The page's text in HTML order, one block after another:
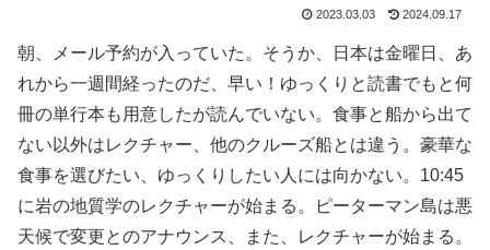
2023.03.03 2024.09.17
朝、メール予約が入っていた。そうか、日本は金曜日、あ
れから一週間経ったのだ、早い！ゆっくりと読書でもと何
冊の単行本も用意したが読んでいない。食事と船から出て
ない以外はレクチャー、他のクルーズ船とは違う。豪華な
食事を選びたい、ゆっくりしたい人には向かない。10:45
に岩の地質学のレクチャーが始まる。ピーターマン島は悪
天候で変更とのアナウンス、また、レクチャーが始まる。